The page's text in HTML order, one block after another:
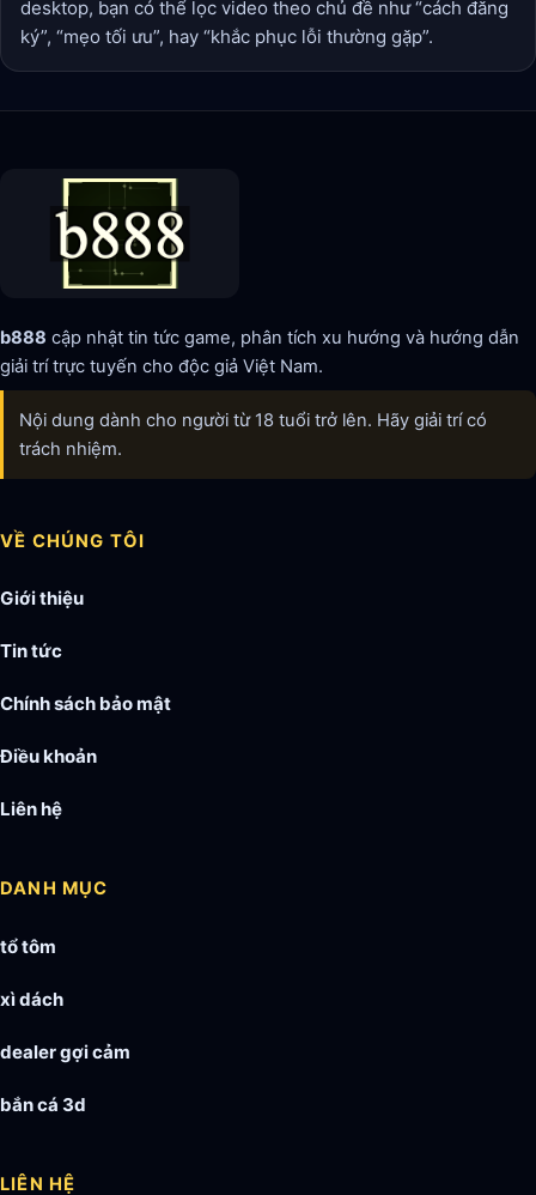
desktop, bạn có thể lọc video theo chủ đề như “cách đăng
ký”, “mẹo tối ưu”, hay “khắc phục lỗi thường gặp”.
b888 cập nhật tin tức game, phân tích xu hướng và hướng dẫn
giải trí trực tuyến cho độc giả Việt Nam.
Nội dung dành cho người từ 18 tuổi trở lên. Hãy giải trí có
trách nhiệm.
VỀ CHÚNG TÔI
Giới thiệu
Tin tức
Chính sách bảo mật
Điều khoản
Liên hệ
DANH MỤC
tổ tôm
xì dách
dealer gợi cảm
bắn cá 3d
LIÊN HỆ